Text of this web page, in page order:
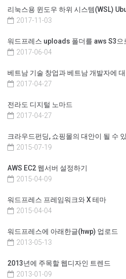
리눅스용 윈도우 하위 시스템(WSL)
2017-11-03
워드프레스 uploads 폴더를 aws S3으
2017-06-04
베트남 기술 창업과 베트남 개발자에
2017-04-27
전라도 디지털 노마드
2017-04-27
크라우드펀딩, 쇼핑몰의 대안이 될 수
2015-07-19
AWS EC2 웹서버 설정하기
2015-04-09
워드프레스 프레임워크와 X 테마
2015-04-04
워드프레스에 아래한글(hwp) 업로드
2013-05-13
2013년에 주목할 웹디자인 트렌드
2013-01-09